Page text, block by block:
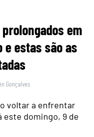
em
e estas são as
Gonçalves
voltar a enfrentar
este domingo, 9 de